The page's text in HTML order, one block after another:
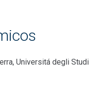
Universitá degli Studi